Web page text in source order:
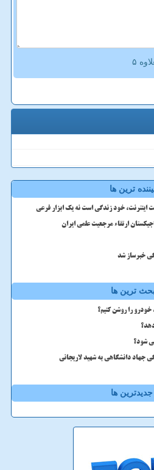
ترین ها
اینترنت، خود زندگی است نه یک ابزار فرعی
ارتقاء مرجعیت علمی ایران
ترین ها
را روشن کنیم؟
شود؟
جهاد دانشگاهی به شهید لاریجانی
جدیدترین ها